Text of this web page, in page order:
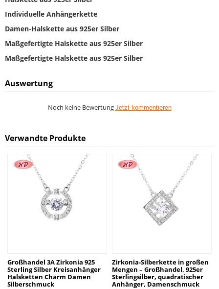
Individuelle Anhängerkette
Damen-Halskette aus 925er Silber
Maßgefertigte Halskette aus 925er Silber
Maßgefertigte Halskette aus 925er Silber
Auswertung
Noch keine Bewertung Jetzt kommentieren
Verwandte Produkte
Großhandel 3A Zirkonia 925
Sterling Silber Kreisanhänger
Halsketten Charm Damen
Silberschmuck
Zirkonia-Silberkette in großen
Mengen – Großhandel, 925er
Sterlingsilber, quadratischer
Anhänger, Damenschmuck